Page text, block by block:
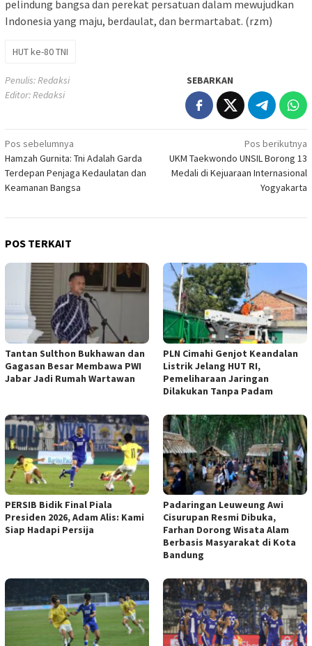
pelindung bangsa dan perekat persatuan dalam mewujudkan
Indonesia yang maju, berdaulat, dan bermartabat. (rzm)
HUT ke-80 TNI
Penulis: Redaksi
Editor: Redaksi
SEBARKAN
Navigasi
pos
Pos sebelumnya
Hamzah Gurnita: Tni Adalah Garda
Terdepan Penjaga Kedaulatan dan
Keamanan Bangsa
Pos berikutnya
UKM Taekwondo UNSIL Borong 13
Medali di Kejuaraan Internasional
Yogyakarta
POS TERKAIT
Tantan Sulthon Bukhawan dan
Gagasan Besar Membawa PWI
Jabar Jadi Rumah Wartawan
PLN Cimahi Genjot Keandalan
Listrik Jelang HUT RI,
Pemeliharaan Jaringan
Dilakukan Tanpa Padam
PERSIB Bidik Final Piala
Presiden 2026, Adam Alis: Kami
Siap Hadapi Persija
Padaringan Leuweung Awi
Cisurupan Resmi Dibuka,
Farhan Dorong Wisata Alam
Berbasis Masyarakat di Kota
Bandung